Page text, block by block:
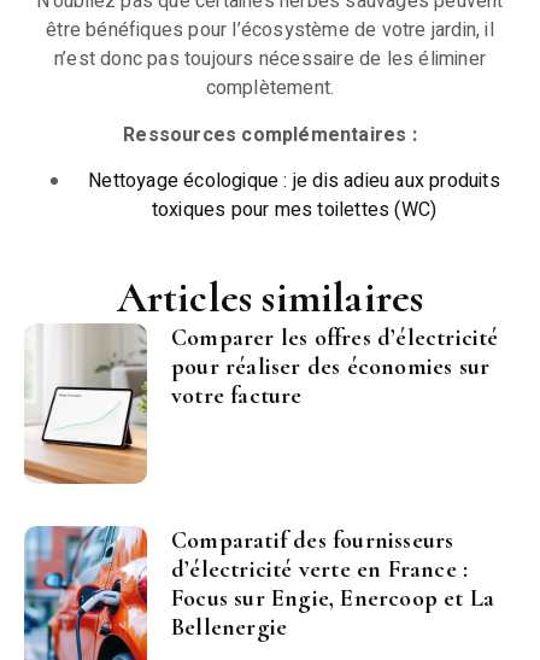
être bénéfiques pour l’écosystème de votre jardin, il
n’est donc pas toujours nécessaire de les éliminer
complètement.
Ressources complémentaires :
Nettoyage écologique : je dis adieu aux produits
toxiques pour mes toilettes (WC)
Articles similaires
Comparer les offres d’électricité
pour réaliser des économies sur
votre facture
Comparatif des fournisseurs
d’électricité verte en France :
Focus sur Engie, Enercoop et La
Bellenergie